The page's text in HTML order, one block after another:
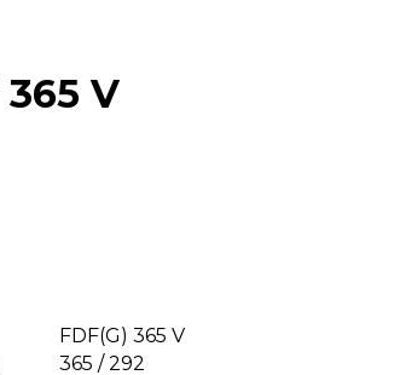
V
FDF(G) 365 V
365 / 292